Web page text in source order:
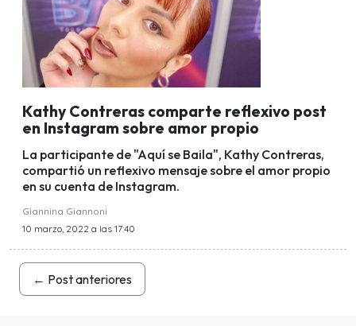
Kathy Contreras comparte reflexivo post
en Instagram sobre amor propio
La participante de "Aquí se Baila", Kathy Contreras,
compartió un reflexivo mensaje sobre el amor propio
en su cuenta de Instagram.
Giannina Giannoni
10 marzo, 2022 a las 17:40
← Post anteriores